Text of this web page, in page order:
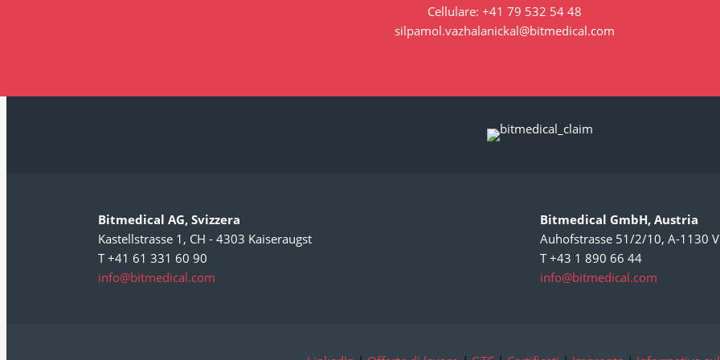
Cellulare: +41 79 532 54 48
silpamol.vazhalanickal@bitmedical.com
Bitmedical AG, Svizzera
Kastellstrasse 1, CH - 4303 Kaiseraugst
T +41 61 331 60 90
info@bitmedical.com
Bitmedical GmbH, Austria
Auhofstrasse 51/2/10, A-1130
T +43 1 890 66 44
info@bitmedical.com